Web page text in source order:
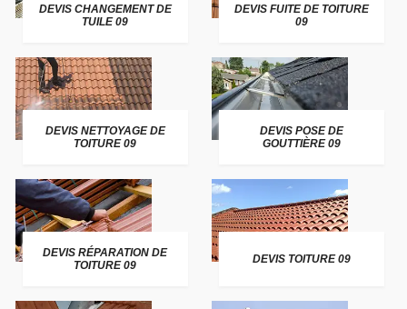
DEVIS CHANGEMENT DE
TUILE 09
DEVIS FUITE DE TOITURE
09
DEVIS NETTOYAGE DE
TOITURE 09
DEVIS POSE DE
GOUTTIÈRE 09
DEVIS RÉPARATION DE
TOITURE 09
DEVIS TOITURE 09